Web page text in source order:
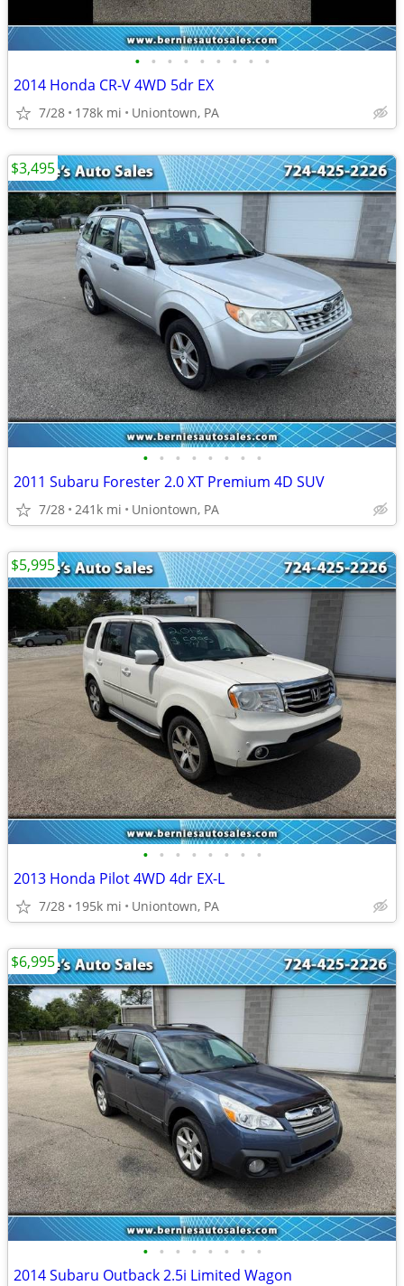
• • • • • • • • •
2014 Honda CR-V 4WD 5dr EX
7/28 178k mi Uniontown, PA
• • • • • • • •
2011 Subaru Forester 2.0 XT Premium 4D SUV
7/28 241k mi Uniontown, PA
$3,495
• • • • • • • •
2013 Honda Pilot 4WD 4dr EX-L
7/28 195k mi Uniontown, PA
$5,995
• • • • • • • •
2014 Subaru Outback 2.5i Limited Wagon
$6,995